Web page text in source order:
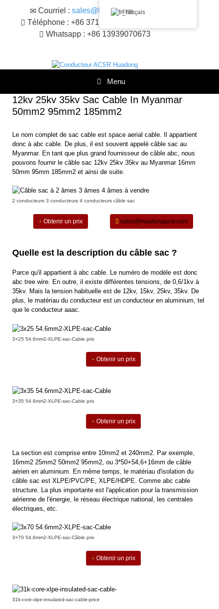
Courriel : sales@huadongacsr.com
Téléphone : +86 371- +86 371-86230866
Whatsapp : +86 13939070673
Menu
12kv 25kv 35kv Sac Cable In Myanmar
50mm2 95mm2 185mm2
Le nom complet de sac cable est space aerial cable. Il appartient
donc à abc cable. De plus, il est souvent appelé câble sac au
Myanmar. En tant que plus grand fournisseur de câble abc, nous
pouvons fournir le câble sac 12kv 25kv 35kv au Myanmar 16mm
50mm 95mm 185mm2 et ainsi de suite.
2 conducteurs 3 conducteurs 4 conducteurs câble sac
Obtenir un prix sales@huadongacsr.com
Quelle est la description du câble sac ?
Parce qu'il appartient à abc cable. Le numéro de modèle est donc
abc tree wire. En outre, il existe différentes tensions, de 0,6/1kv à
35kv. Mais la tension habituelle est de 12kv, 15kv, 25kv, 35kv. De
plus, le matériau du conducteur est un conducteur en aluminium, tel
que le conducteur aaac.
3×25 54.6mm2-XLPE-sac-Cable prix
Obtenir un prix
3×35 54.6mm2-XLPE-sac-Cable prix
Obtenir un prix
La section est comprise entre 10mm2 et 240mm2. Par exemple,
16mm2 25mm2 50mm2 95mm2, ou 3*50+54,6+16mm de câble
aérien en aluminium. En même temps, le matériau d'isolation du
câble sac est XLPE/PVC/PE, XLPE/HDPE. Comme abc cable
structure. La plus importante est l'application pour la transmission
aérienne de l'énergie, le réseau électrique national, les centrales
électriques, etc.
3×70 54,6mm2-XLPE-sac-Câble prix
Obtenir un prix
31k-core-xlpe-insulated-sac-cable-price
Français